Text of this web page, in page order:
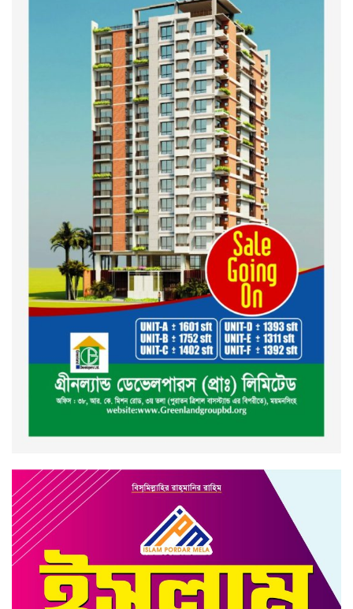
কুড়িগ্রাম কৃষি বিশ্ববিদ্যালয়ের স্থায়ী
ক্যাম্পাস নির্মাণে ইউজিসির সমন্বয়
সভা অনুষ্ঠিত
শহীদদের অসম্পূর্ণ মিশন সম্পন্ন করে
তবেই আমরা তৃপ্তিভোজন করব-
মুফতি আলী হাসান উসামা
দেশ গড়তে জুলাই জাগরণ’ কর্মসূচির
অংশ হিসেবে এনসিপির জুলাই
পথসভসায়- নাসীরুদ্দীন পাটওয়ারী
ইসলামী ব্যাংক বাংলাদেশ পিলএলসি
ময়মনসিংহ শাখার গ্রাহক সমাবেশ